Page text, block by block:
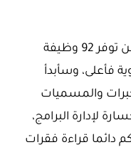
تعلن شركة جسارة لإدارة البرامج عن توفر 92 وظيفة
فأعلى، وسأبدأ
والمسميات
لإدارة البرامج،
دائما قراءة فقرات